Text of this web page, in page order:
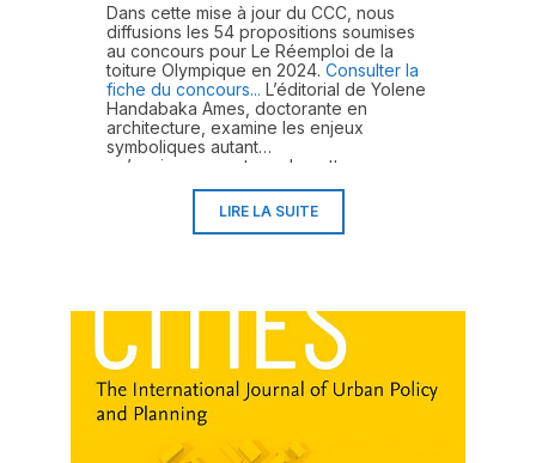
Dans cette mise à jour du CCC, nous
diffusions les 54 propositions soumises
au concours pour Le Réemploi de la
toiture Olympique en 2024. Consulter la
fiche du concours...
Handabaka Ames, doctorante en
architecture, examine les enjeux
symboliques autant
qu’environnementaux de cette
opération à ciel ouvert sur un emblème
de la modernité québécoise que
devient un monument lorsque ses
LIRE LA SUITE